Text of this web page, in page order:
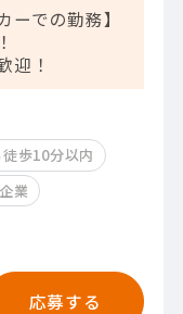
ーでの勤務】
迎！
歩10分以内
業
応募する